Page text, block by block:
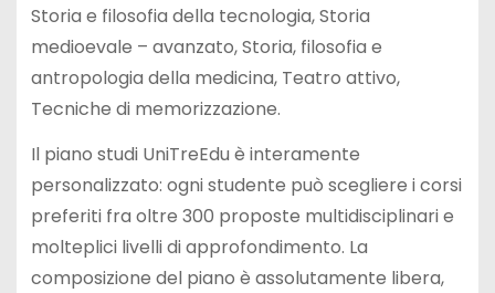
Storia e filosofia della tecnologia, Storia
medioevale – avanzato, Storia, filosofia e
antropologia della medicina, Teatro attivo,
Tecniche di memorizzazione.
Il piano studi UniTreEdu è interamente
personalizzato: ogni studente può scegliere i corsi
preferiti fra oltre 300 proposte multidisciplinari e
molteplici livelli di approfondimento. La
composizione del piano è assolutamente libera,